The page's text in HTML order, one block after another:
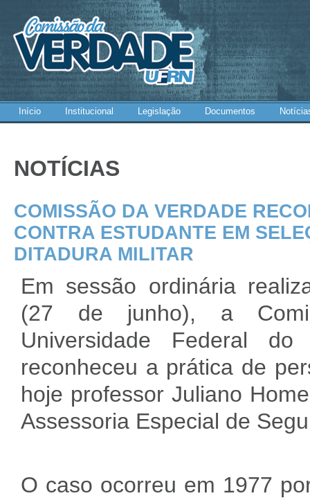
Início Institucional Legislação Documentos
NOTÍCIAS
COMISSÃO DA VERDADE
CONTRA ESTUDANTE EM
DITADURA MILITAR
Em sessão ordinária
(27 de junho), a
Universidade Federal
reconheceu a prática de
hoje professor Juliano
Assessoria Especial de
O caso ocorreu em 1977